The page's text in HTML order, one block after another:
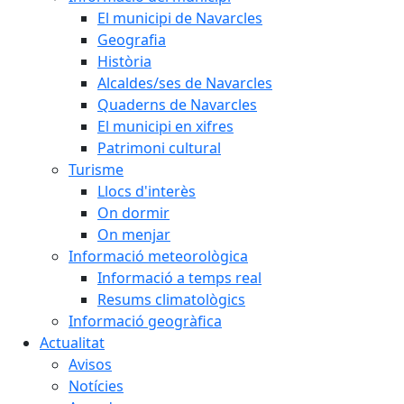
El municipi de Navarcles
Geografia
Història
Alcaldes/ses de Navarcles
Quaderns de Navarcles
El municipi en xifres
Patrimoni cultural
Turisme
Llocs d'interès
On dormir
On menjar
Informació meteorològica
Informació a temps real
Resums climatològics
Informació geogràfica
Actualitat
Avisos
Notícies